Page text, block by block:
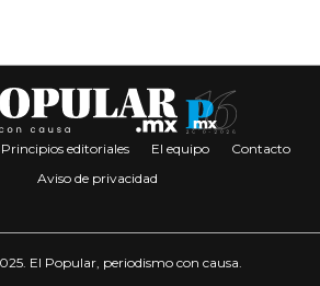
Principios editoriales El equipo
Contacto
Aviso de privacidad
El Popular, periodismo con causa.